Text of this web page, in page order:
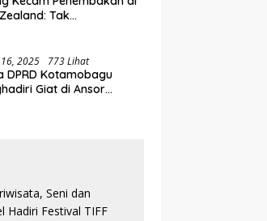
Tak
2025 773 Lihat
DPRD Kotamobagu
Giat di Ansor